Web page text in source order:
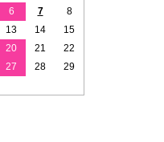
6 7
8
13 14
15
20 21
22
27 28
29